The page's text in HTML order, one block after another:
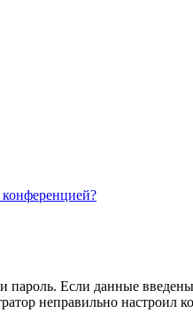
пароль. Если данные
неправильно настроил